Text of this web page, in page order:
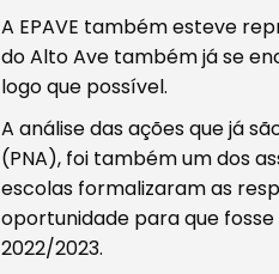
Filtros
A EPAVE também esteve
do Alto Ave também já se
logo que possível.
A análise das ações que já
(PNA), foi também um dos
escolas formalizaram as
oportunidade para que
2022/2023.